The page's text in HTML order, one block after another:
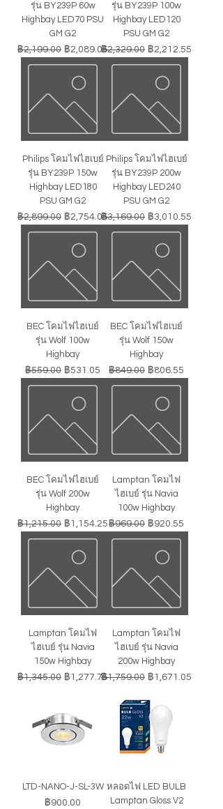
รุ่น BY239P 60w
Highbay LED70 PSU
GM G2
ราคาปกติ
฿2,199.00 ราคาขายลด
฿2,089.05
รุ่น BY239P 100w
Highbay LED120
PSU GM G2
ราคาปกติ
฿2,329.00 ราคาขายลด
฿2,212.55
Philips โคมไฟไฮเบย์
รุ่น BY239P 150w
Highbay LED180
PSU GM G2
ราคาปกติ
฿2,899.00 ราคาขายลด
฿2,754.05
Philips โคมไฟไฮเบย์
รุ่น BY239P 200w
Highbay LED240
PSU GM G2
ราคาปกติ
฿3,169.00 ราคาขายลด
฿3,010.55
BEC โคมไฟไฮเบย์
รุ่น Wolf 100w
Highbay
ราคาปกติ
฿559.00 ราคาขายลด
฿531.05
BEC โคมไฟไฮเบย์
รุ่น Wolf 150w
Highbay
ราคาปกติ
฿849.00 ราคาขายลด
฿806.55
BEC โคมไฟไฮเบย์
รุ่น Wolf 200w
Highbay
ราคาปกติ
฿1,215.00 ราคาขายลด
฿1,154.25
Lamptan โคมไฟ
ไฮเบย์ รุ่น Navia
100w Highbay
ราคาปกติ
฿969.00 ราคาขายลด
฿920.55
Lamptan โคมไฟ
ไฮเบย์ รุ่น Navia
150w Highbay
ราคาปกติ
฿1,345.00 ราคาขายลด
฿1,277.75
Lamptan โคมไฟ
ไฮเบย์ รุ่น Navia
200w Highbay
ราคาปกติ
฿1,759.00 ราคาขายลด
฿1,671.05
LTD-NANO-J-SL-3W
ราคา
฿900.00
หลอดไฟ LED BULB
Lamptan Gloss V2